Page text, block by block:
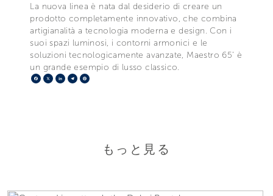
La nuova linea è nata dal desiderio di creare un
prodotto completamente innovativo, che combina
artigianalità a tecnologia moderna e design. Con i
suoi spazi luminosi, i contorni armonici e le
soluzioni tecnologicamente avanzate, Maestro 65’ è
un grande esempio di lusso classico.
Facebook
X LinkedIn
Telegram
もっと見る